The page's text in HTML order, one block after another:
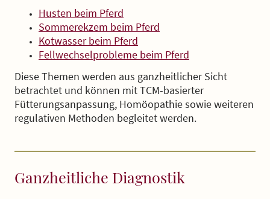
Husten beim Pferd
Sommerekzem beim Pferd
Kotwasser beim Pferd
Fellwechselprobleme beim Pferd
Diese Themen werden aus ganzheitlicher Sicht
betrachtet und können mit TCM-basierter
Fütterungsanpassung, Homöopathie sowie weiteren
regulativen Methoden begleitet werden.
Ganzheitliche Diagnostik